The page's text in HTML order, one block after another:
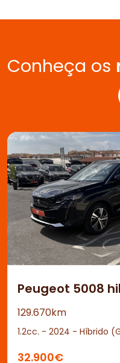
Conheça os
Peugeot 5008
129.670km
1.2cc. - 2024 - Híbrido
32.900€